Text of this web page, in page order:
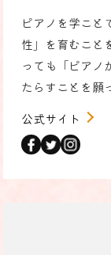
ピアノを学こと
性」を育むこと
っても「ピアノ
たらすことを願
公式サイト